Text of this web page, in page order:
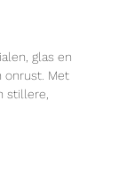
glas en
onrust. Met
stillere,